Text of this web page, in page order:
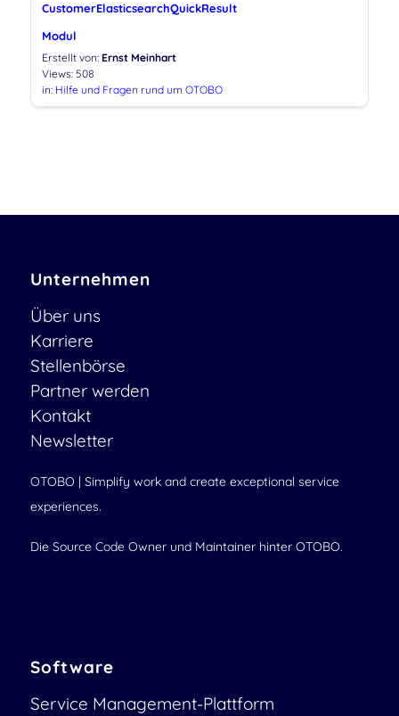
CustomerElasticsearchQuickResult
Modul
Erstellt von: Ernst Meinhart
Views: 508
in: Hilfe und Fragen rund um OTOBO
Unternehmen
Über uns
Karriere
Stellenbörse
Partner werden
Kontakt
Newsletter
OTOBO | Simplify work and create exceptional service
experiences.
Die Source Code Owner und Maintainer hinter OTOBO.
Software
Service Management-Plattform